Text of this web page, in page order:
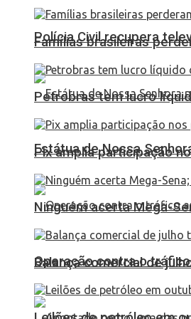
Polícia Civil recupera
Estátua de Nossa
Operação contra o
Famílias brasileiras
Petrobras tem lucro
Pix amplia participação
Ninguém acerta Mega-
Balança comercial de